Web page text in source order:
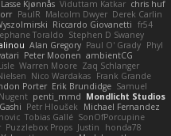
Lasse Kjønnås Viduttam Katkar chris huf
PaulR Malcolm Dwyer Derek Carlin
Riccardo Giovanetti fr54
Toraldo Stephen D Swaney
Alan Gregory Paul O' Grady Phyl
Peter Moonen ambientCG
Warren Moore Zaq Schlanger
Nico Wardakas Frank Grande
Porter Erik Brundidge Samuel
penti_mmd Mondlicht Studios
Petr Hloušek
Michael Fernandez
Tobias Gallé SonOfPorcupine
Puzzlebox Props Justin
honda78